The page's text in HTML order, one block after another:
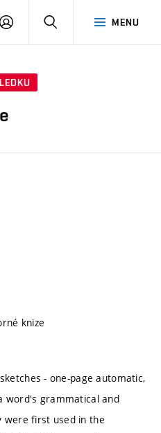
MENU
PŘIHLÁSIT
knize
- one-page automatic,
word's grammatical and
were first used in the